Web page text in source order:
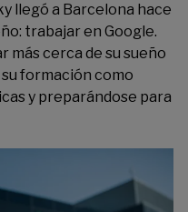
llegó a Barcelona hace
trabajar en Google.
más cerca de su sueño
formación como
y preparándose para